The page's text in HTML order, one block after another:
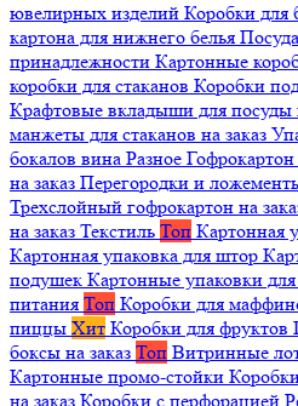
ювелирных изделий Коробки для
картона для нижнего белья
принадлежности Картонные
коробки для стаканов Коробки
Крафтовые вкладыши для посуды
манжеты для стаканов на заказ
бокалов вина Разное Гофрокартон
на заказ Перегородки и
Трехслойный гофрокартон на
на заказ Текстиль Топ Картонная
Картонная упаковка для штор
подушек Картонные упаковки
питания Топ Коробки для
пиццы Хит Коробки для фруктов
боксы на заказ Топ Витринные
Картонные промо-стойки
на заказ Коробки с перфорацией